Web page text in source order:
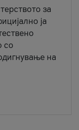
за
ја
со
на